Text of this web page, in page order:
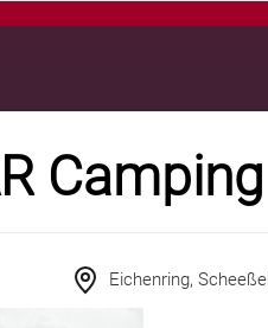
Camping
Eichenring, Scheeßel